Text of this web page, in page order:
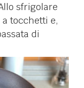
sfrigolare
tocchetti e,
di